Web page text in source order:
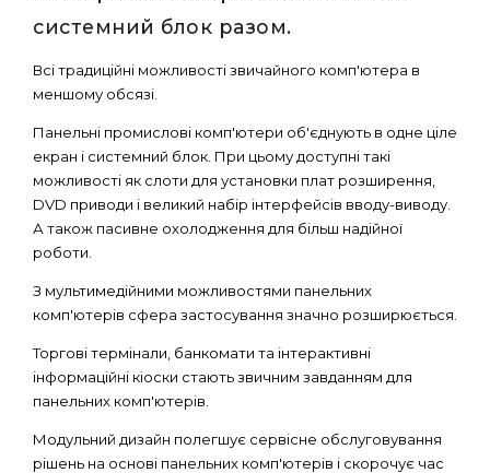
системний блок разом.
Всі традиційні можливості звичайного комп'ютера в
меншому обсязі.
Панельні промислові комп'ютери об'єднують в одне ціле
екран і системний блок. При цьому доступні такі
можливості як слоти для установки плат розширення,
DVD приводи і великий набір інтерфейсів вводу-виводу.
А також пасивне охолодження для більш надійної
роботи.
З мультимедійними можливостями панельних
комп'ютерів сфера застосування значно розширюється.
Торгові термінали, банкомати та інтерактивні
інформаційні кіоски стають звичним завданням для
панельних комп'ютерів.
Модульний дизайн полегшує сервісне обслуговування
рішень на основі панельних комп'ютерів і скорочує час